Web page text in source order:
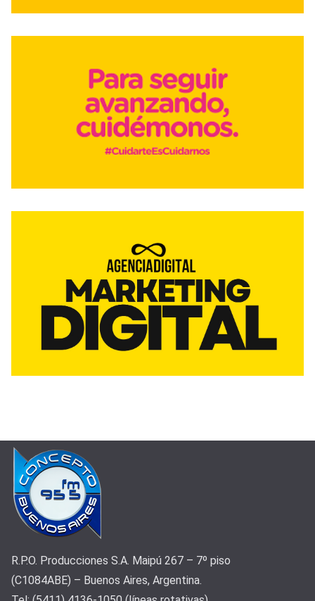
R.P.O. Producciones S.A. Maipú 267 – 7º piso
(C1084ABE) – Buenos Aires, Argentina.